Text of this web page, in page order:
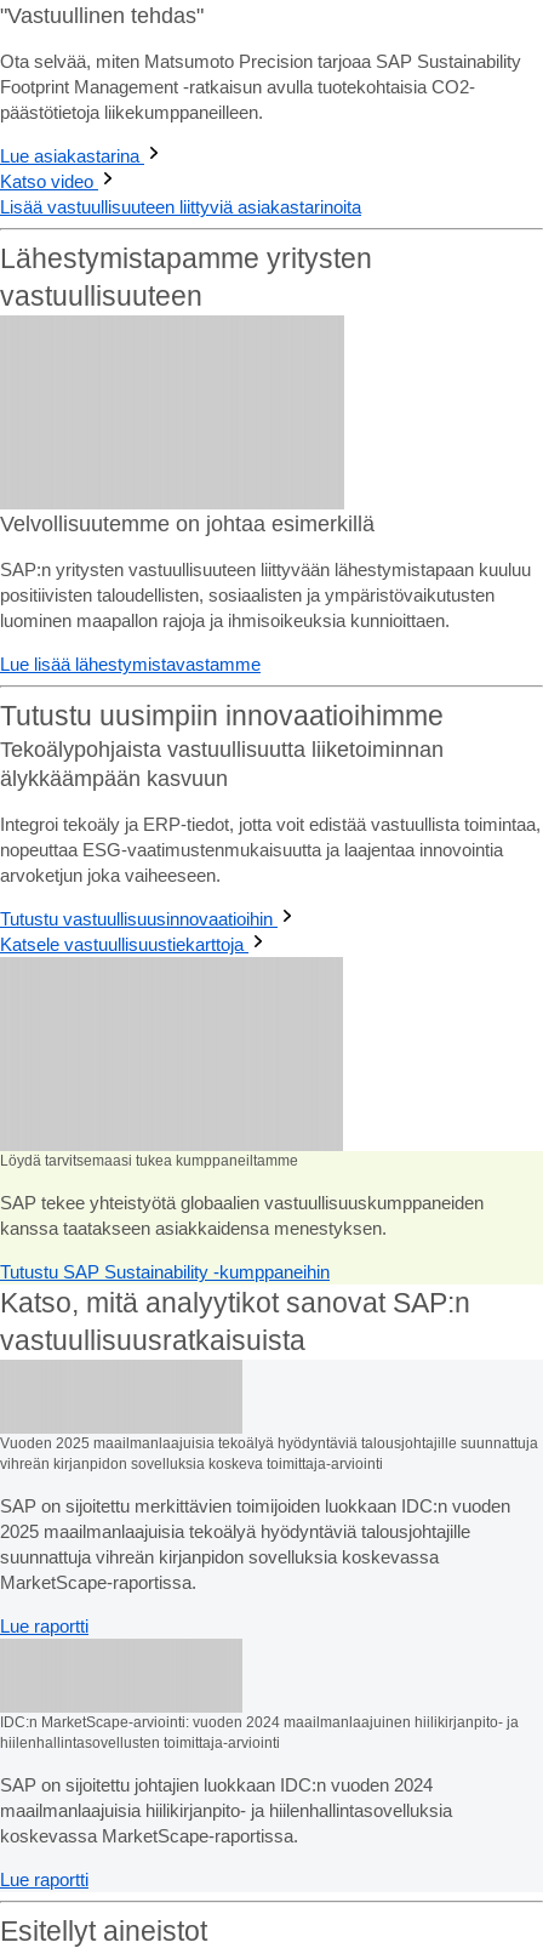
"Vastuullinen tehdas"
Ota selvää, miten Matsumoto Precision tarjoaa SAP Sustainability
Footprint Management -ratkaisun avulla tuotekohtaisia CO2-
päästötietoja liikekumppaneilleen.
Lue asiakastarina
Katso video
Lisää vastuullisuuteen liittyviä asiakastarinoita
Lähestymistapamme yritysten
vastuullisuuteen
Velvollisuutemme on johtaa esimerkillä
SAP:n yritysten vastuullisuuteen liittyvään lähestymistapaan kuuluu
positiivisten taloudellisten, sosiaalisten ja ympäristövaikutusten
luominen maapallon rajoja ja ihmisoikeuksia kunnioittaen.
Lue lisää lähestymistavastamme
Tutustu uusimpiin innovaatioihimme
Tekoälypohjaista vastuullisuutta liiketoiminnan
älykkäämpään kasvuun
Integroi tekoäly ja ERP-tiedot, jotta voit edistää vastuullista toimintaa,
nopeuttaa ESG-vaatimustenmukaisuutta ja laajentaa innovointia
arvoketjun joka vaiheeseen.
Tutustu vastuullisuusinnovaatioihin
Katsele vastuullisuustiekarttoja
Löydä tarvitsemaasi tukea kumppaneiltamme
SAP tekee yhteistyötä globaalien vastuullisuuskumppaneiden
kanssa taatakseen asiakkaidensa menestyksen.
Tutustu SAP Sustainability -kumppaneihin
Katso, mitä analyytikot sanovat SAP:n
vastuullisuusratkaisuista
Vuoden 2025 maailmanlaajuisia tekoälyä hyödyntäviä talousjohtajille suunnattuja
vihreän kirjanpidon sovelluksia koskeva toimittaja-arviointi
SAP on sijoitettu merkittävien toimijoiden luokkaan IDC:n vuoden
2025 maailmanlaajuisia tekoälyä hyödyntäviä talousjohtajille
suunnattuja vihreän kirjanpidon sovelluksia koskevassa
MarketScape-raportissa.
Lue raportti
IDC:n MarketScape-arviointi: vuoden 2024 maailmanlaajuinen hiilikirjanpito- ja
hiilenhallintasovellusten toimittaja-arviointi
SAP on sijoitettu johtajien luokkaan IDC:n vuoden 2024
maailmanlaajuisia hiilikirjanpito- ja hiilenhallintasovelluksia
koskevassa MarketScape-raportissa.
Lue raportti
Esitellyt aineistot